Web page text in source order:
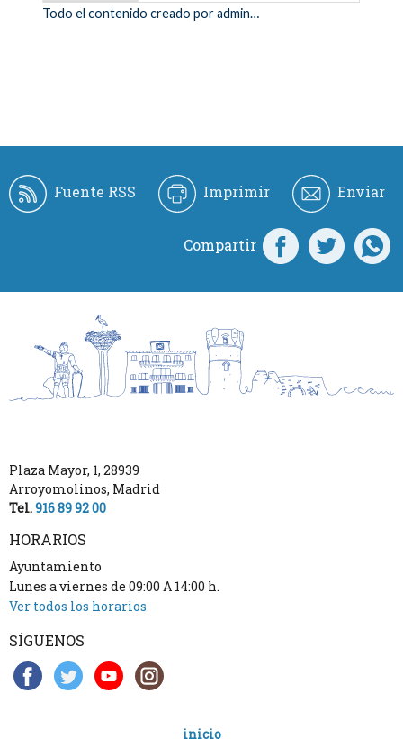
Todo el contenido creado por admin…
Fuente RSS Imprimir Enviar
Compartir
Plaza Mayor, 1, 28939
Arroyomolinos, Madrid
Tel.916 89 92 00
HORARIOS
Ayuntamiento
Lunes a viernes de 09:00 A 14:00 h.
Ver todos los horarios
SÍGUENOS
inicio